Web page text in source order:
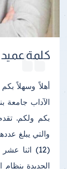
كلمة عميد
أهلاً وسهلاً
الآداب جامعة
بكم ولكم.
(12) اثنا
الجديدة